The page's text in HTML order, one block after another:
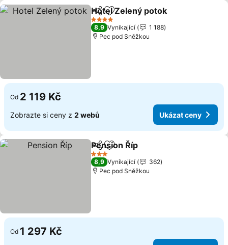
SdíletPřidat na seznam oblíbených
Hotel Zelený potok
4 Počet hvězdiček
8,9 Vynikající
1 188
Pec pod Sněžkou
Od 2 119 Kč
Zobrazte si ceny z 2 webů Ukázat ceny
SdíletPřidat na seznam oblíbených
Pension Říp
3 Počet hvězdiček
8,9 Vynikající
362
Pec pod Sněžkou
Od 1 297 Kč